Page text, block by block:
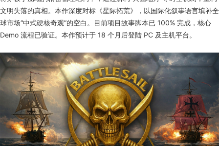
文明失落的真相。本作深度对标《星际拓荒》，以国际化叙事语言填补全
球市场“中式硬核奇观”的空白。目前项目故事脚本已 100% 完成，核心
Demo 流程已验证。本作预计于 18 个月后登陆 PC 及主机平台。